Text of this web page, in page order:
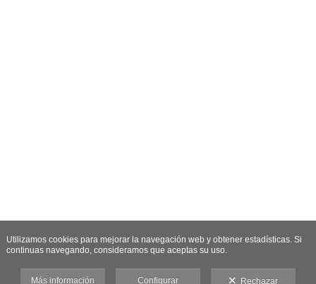
Utilizamos cookies para mejorar la navegación web y obtener estadísticas. Si
continuas navegando, consideramos que aceptas su uso.
Más información Configurar Rechazar